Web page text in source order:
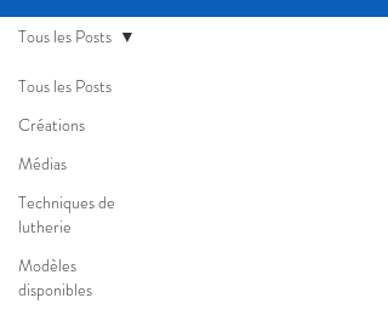
Tous les Posts
Créations
Médias
Techniques de
lutherie
Modèles
disponibles
Tous les Posts